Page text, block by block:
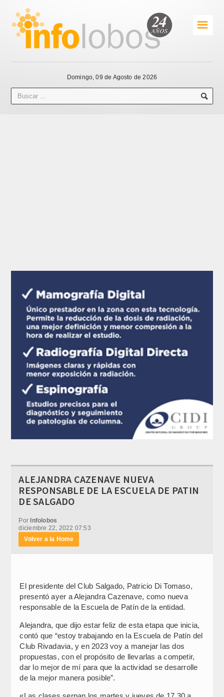
☰
Domingo, 09 de Agosto de 2026
ALEJANDRA CAZENAVE NUEVA
RESPONSABLE DE LA ESCUELA DE PATIN
DE SALGADO
PorInfolobos
diciembre 22, 2022 07:53
Volver a la Home
El presidente del Club Salgado, Patricio Di Tomaso,
presentó ayer a Alejandra Cazenave, como nueva
responsable de la Escuela de Patín de la entidad.
Alejandra, que dijo estar feliz de esta etapa que inicia,
contó que “estoy trabajando en la Escuela de Patín del
Club Rivadavia, y en 2023 voy a manejar las dos
propuestas, con el propósito de llevarlas a competir,
dar lo mejor de mí para que la actividad se desarrolle
de la mejor manera posible”.